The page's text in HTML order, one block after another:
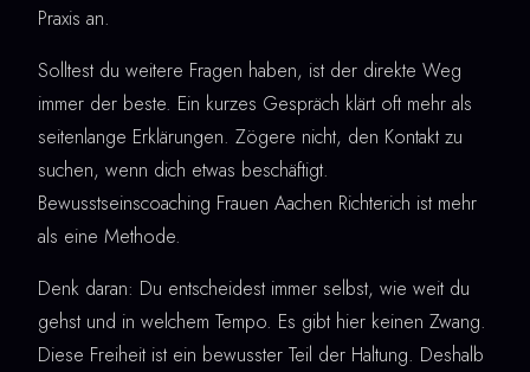
Praxis an.
Solltest du weitere Fragen haben, ist der direkte Weg
immer der beste. Ein kurzes Gespräch klärt oft mehr als
seitenlange Erklärungen. Zögere nicht, den Kontakt zu
suchen, wenn dich etwas beschäftigt.
Bewusstseinscoaching Frauen Aachen Richterich ist mehr
als eine Methode.
Denk daran: Du entscheidest immer selbst, wie weit du
gehst und in welchem Tempo. Es gibt hier keinen Zwang.
Diese Freiheit ist ein bewusster Teil der Haltung. Deshalb